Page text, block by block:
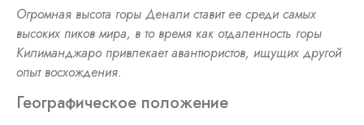
Огромная высота горы Денали ставит ее среди самых
высоких пиков мира, в то время как отдаленность горы
Килиманджаро привлекает авантюристов, ищущих другой
опыт восхождения.
Географическое положение